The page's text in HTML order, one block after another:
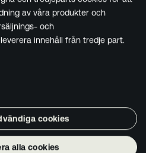
av våra produkter och
och
innehåll från tredje part.
cookies
alla cookies